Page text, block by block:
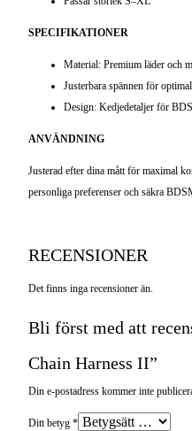
SPECIFIKATIONER
Material: Premium läder och
Justerbara spännen för
Design: Kedjedetaljer för
ANVÄNDNING
Justerad efter dina mått för maximal
personliga preferenser och säkra
RECENSIONER
Det finns inga recensioner än.
Bli först med att
Chain Harness II”
Din e-postadress kommer inte
Ditt betyg *